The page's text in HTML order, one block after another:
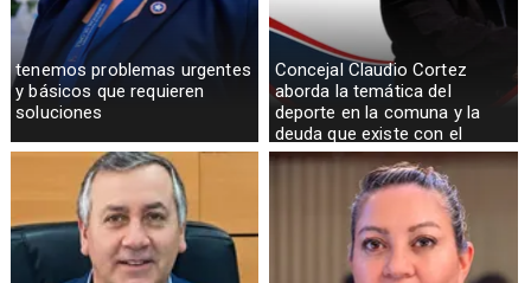
tenemos problemas urgentes
y básicos que requieren
soluciones
Concejal Claudio Cortez
aborda la temática del
deporte en la comuna y la
deuda que existe con el
sector rural